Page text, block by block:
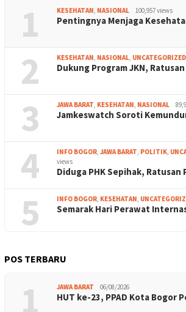
1 KESEHATAN, NASIONAL 100,957 views
Pentingnya Menjaga
2 KESEHATAN, NASIONAL, UNCATEGORIZED
Dukung Program JKN,
3 JAWA BARAT, KESEHATAN, NASIONAL
Jamkeswatch Soroti
4 INFO BOGOR, JAWA BARAT, POLITIK,
views
Diduga PHK Sepihak,
5 INFO BOGOR, KESEHATAN,
Semarak Hari Perawat
POS TERBARU
1 JAWA BARAT 06/08/2026
HUT ke-23, PPAD Kota Bogor